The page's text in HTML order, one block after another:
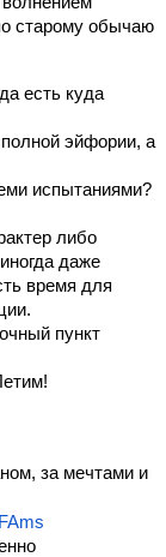
старому обычаю
есть куда
полной эйфории, а
либо
даже
время для